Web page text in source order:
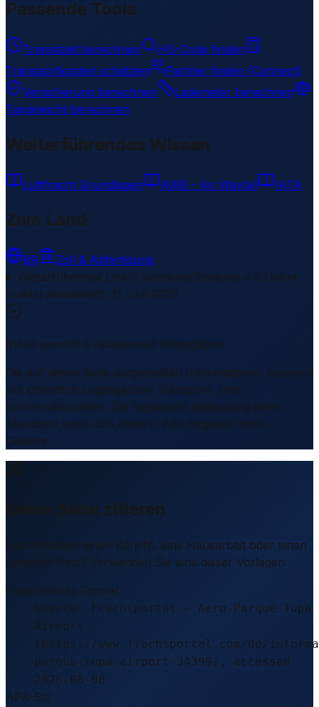
Passende Tools
Transitzeit berechnen
HS-Code finden
Transportkosten schätzen
Partner finden (Connect)
Versicherung berechnen
Lademeter berechnen
Taxgewicht berechnen
Weiterführendes Wissen
Luftfracht Grundlagen AWB – Air Waybill IATA
Zum Land
BR
Zoll & Abfertigung
Weiterführende Links1 Bereiche/Sections • 8 Links▾
Zuletzt aktualisiert: 31. Juli 2026
Inhalt geprüft & redaktionell freigegeben
Die auf dieser Seite dargestellten Informationen basieren
auf öffentlich zugänglichen Transport- und
Infrastrukturdaten. Die logistische Bedeutung eines
Standorts kann sich ändern. Alle Angaben ohne
Gewähr.
Diese Seite zitieren
Sie schreiben einen Bericht, eine Hausarbeit oder einen
LinkedIn-Post? Verwenden Sie eine dieser Vorlagen.
Empfohlenes Format
Source: Frachtportal – Aero Parque Tupã
Airport
(https://www.frachtportal.com/de/
parque-tupa-airport-34399), accessed
2026-08-08
APA-Stil